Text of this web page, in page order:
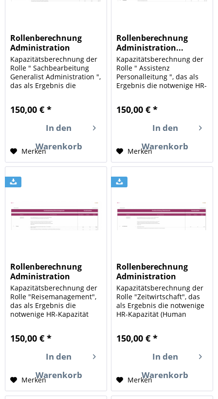
Rollenberechnung
Administration
Generalist
Kapazitätsberechnung der
Rolle " Sachbearbeitung
Generalist Administration ",
das als Ergebnis die
in Ihrem Unternehmen
und Mengengerüste
Instrument...
150,00 € *
In den
Warenkorb
Merken
Rollenberechnung
Administration...
Kapazitätsberechnung der
Rolle " Assistenz
Personalleitung ", das als
Ergebnis die notwenige HR-
Unternehmen
und Mengengerüste
zur Ermittlung...
150,00 € *
In den
Warenkorb
Merken
Rollenberechnung
Administration
Reisemanagement
Kapazitätsberechnung der
Rolle "Reisemanagement",
das als Ergebnis die
notwenige HR-Kapazität
durchgeführten Aufgaben
berechnet. Ein Instrument
150,00 € *
In den
Warenkorb
Merken
Rollenberechnung
Administration
Zeitwirtschaft
Kapazitätsberechnung der
Rolle "Zeitwirtschaft", das
als Ergebnis die notwenige
HR-Kapazität (Human
durchgeführten Aufgaben
berechnet. Ein Instrument
150,00 € *
In den
Warenkorb
Merken